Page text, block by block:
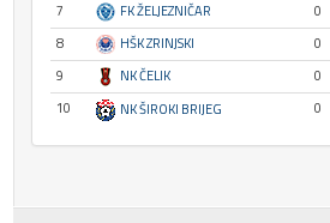
7
FK ŽELJEZNIČAR 0
8
HŠK ZRINJSKI 0
9
NK ČELIK 0
10
NK ŠIROKI BRIJEG 0